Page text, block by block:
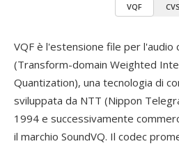
VQF
VQF è l'estensione file per l'audio
(Transform-domain Weighted
Quantization), una tecnologia di
sviluppata da NTT (Nippon
1994 e successivamente
il marchio SoundVQ. Il codec